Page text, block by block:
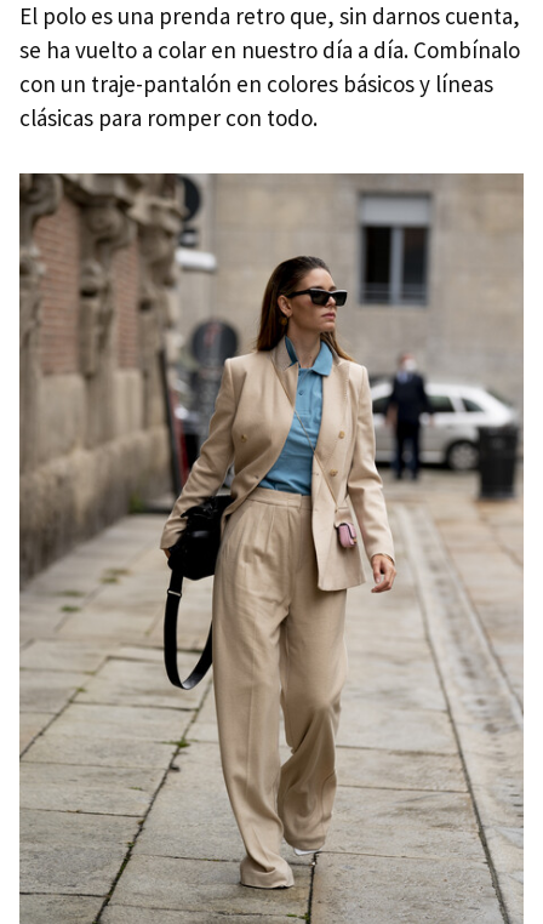
El polo es una prenda retro que, sin darnos cuenta,
se ha vuelto a colar en nuestro día a día. Combínalo
con un traje-pantalón en colores básicos y líneas
clásicas para romper con todo.